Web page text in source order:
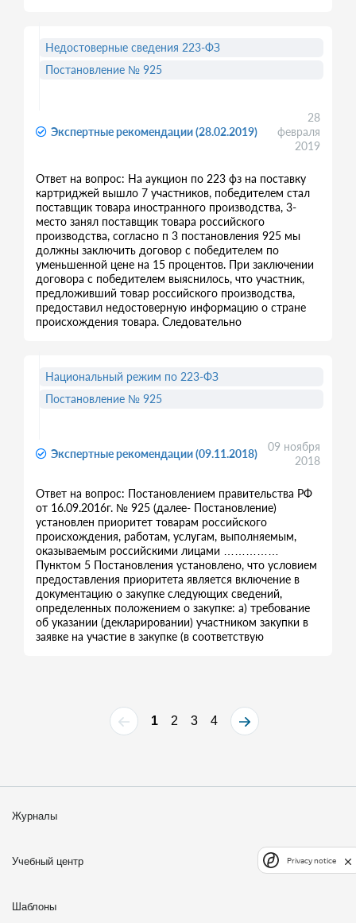
Экспертные рекомендации (28.02.2019)
28
февраля
2019
Ответ на вопрос: На аукцион по 223 фз на поставку
картриджей вышло 7 участников, победителем стал
поставщик товара иностранного производства, 3-
место занял поставщик товара российского
производства, согласно п 3 постановления 925 мы
должны заключить договор с победителем по
уменьшенной цене на 15 процентов. При заключении
договора с победителем выяснилось, что участник,
предложивший товар российского производства,
предоставил недостоверную информацию о стране
происхождения товара. Следовательно
Недостоверные сведения 223-ФЗ
Постановление № 925
Экспертные рекомендации (09.11.2018)
09 ноября
2018
Ответ на вопрос: Постановлением правительства РФ
от 16.09.2016г. № 925 (далее- Постановление)
установлен приоритет товарам российского
происхождения, работам, услугам, выполняемым,
оказываемым российскими лицами ……………
Пунктом 5 Постановления установлено, что условием
предоставления приоритета является включение в
документацию о закупке следующих сведений,
определенных положением о закупке: а) требование
об указании (декларировании) участником закупки в
заявке на участие в закупке (в соответствую
Национальный режим по 223-ФЗ
Постановление № 925
1 2 3 4
Журналы
Учебный центр
Шаблоны
Privacy notice